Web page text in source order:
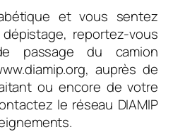
et vous sentez
reportez-vous
passage du camion
auprès de
ou encore de votre
le réseau DIAMIP